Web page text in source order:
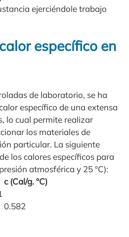
ejerciéndole trabajo
específico en
de laboratorio, se ha
específico de una extensa
lo cual permite realizar
los materiales de
particular. La siguiente
los calores específicos para
atmosférica y 25 ºC):
(Cal/g. ºC)